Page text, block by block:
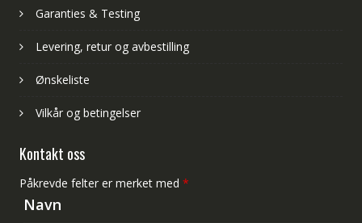
Garanties & Testing
Levering, retur og avbestilling
Ønskeliste
Vilkår og betingelser
Kontakt oss
Påkrevde felter er merket med *
Navn